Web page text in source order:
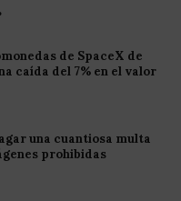
de SpaceX de
caída del 7% en el valor
una cuantiosa multa
prohibidas